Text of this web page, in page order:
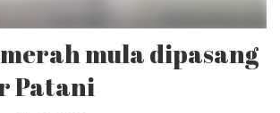
mula dipasang
Patani